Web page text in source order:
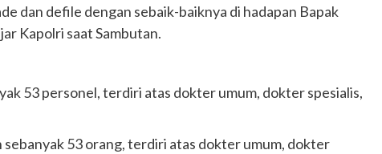
dan defile dengan sebaik-baiknya di hadapan Bapak
Kapolri saat Sambutan.
53 personel, terdiri atas dokter umum, dokter spesialis,
sebanyak 53 orang, terdiri atas dokter umum, dokter